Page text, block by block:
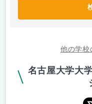
他の学校
名古屋大学大